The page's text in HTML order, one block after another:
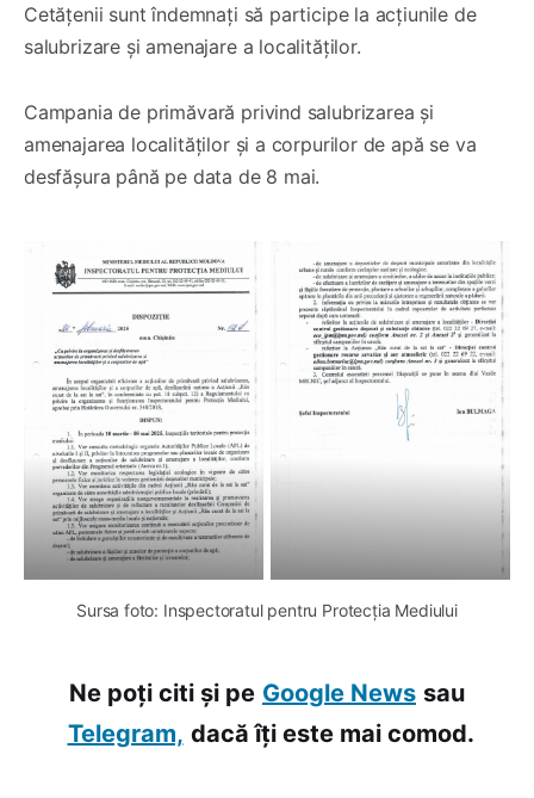
Cetățenii sunt îndemnați să participe la acțiunile de
salubrizare și amenajare a localităților.
Campania de primăvară privind salubrizarea și
amenajarea localităților și a corpurilor de apă se va
desfășura până pe data de 8 mai.
Sursa foto: Inspectoratul pentru Protecția Mediului
Ne poți citi și pe Google News sau
Telegram, dacă îți este mai comod.